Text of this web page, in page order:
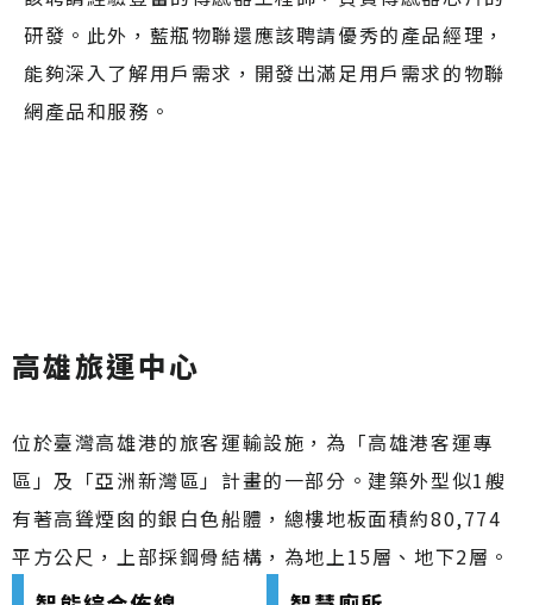
研發。此外，藍瓶物聯還應該聘請優秀的產品經理，
能夠深入了解用戶需求，開發出滿足用戶需求的物聯
網產品和服務。
高雄旅運中心
位於臺灣高雄港的旅客運輸設施，為「高雄港客運專
區」及「亞洲新灣區」計畫的一部分。建築外型似1艘
有著高聳煙囪的銀白色船體，總樓地板面積約80,774
平方公尺，上部採鋼骨結構，為地上15層、地下2層。